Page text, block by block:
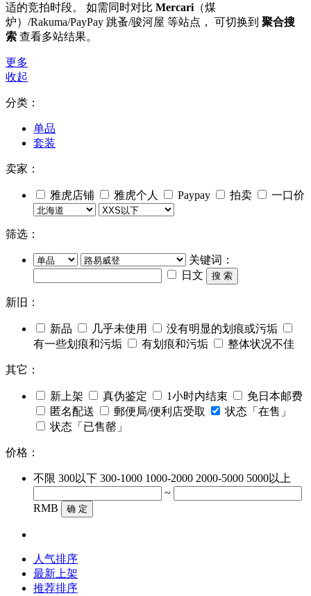
适的竞拍时段。 如需同时对比 Mercari （煤
炉）/Rakuma/PayPay 跳蚤/骏河屋 等站点， 可切换到 聚合搜
索 查看多站结果。
更多
收起
分类：
单品
套装
卖家：
雅虎店铺 雅虎个人 Paypay 拍卖 一口价
筛选：
关键词：
日文
搜 索
新旧：
新品 几乎未使用
没有明显的划痕或污垢
有一些划痕和污垢
有划痕和污垢 整体状况不佳
其它：
新上架 真伪鉴定 1小时内结束
免日本邮费
匿名配送
郵便局/便利店受取
状态「在售」
状态「已售罄」
价格：
不限 300以下 300-1000 1000-2000 2000-5000 5000以上
~
RMB
确 定
人气排序
最新上架
推荐排序